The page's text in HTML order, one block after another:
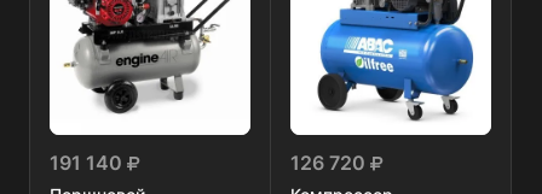
191 140 126 720